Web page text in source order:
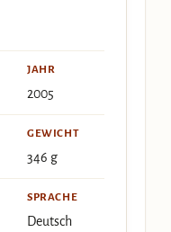
JAHR
2005
GEWICHT
346 g
SPRACHE
Deutsch